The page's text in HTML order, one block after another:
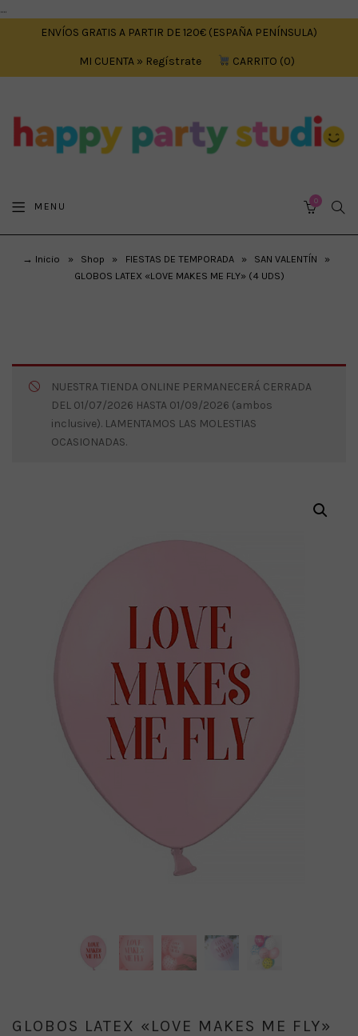
....
ENVÍOS GRATIS A PARTIR DE 120€ (ESPAÑA PENÍNSULA)
MI CUENTA » Regístrate CARRITO 0
MENU 0
→ Inicio » Shop » FIESTAS DE TEMPORADA » SAN VALENTÍN
»
GLOBOS LATEX «LOVE MAKES ME FLY» (4 UDS)
NUESTRA TIENDA ONLINE PERMANECERÁ CERRADA
DEL 01/07/2026 HASTA 01/09/2026 (ambos
inclusive). LAMENTAMOS LAS MOLESTIAS
OCASIONADAS.
GLOBOS LATEX «LOVE MAKES ME FLY»